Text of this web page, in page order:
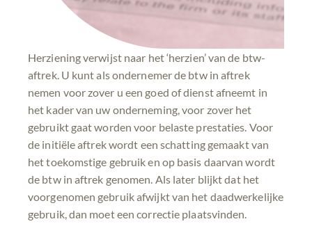
Herziening verwijst naar het ‘herzien’ van de btw-
aftrek. U kunt als ondernemer de btw in aftrek
nemen voor zover u een goed of dienst afneemt in
het kader van uw onderneming, voor zover het
gebruikt gaat worden voor belaste prestaties. Voor
de initiële aftrek wordt een schatting gemaakt van
het toekomstige gebruik en op basis daarvan wordt
de btw in aftrek genomen. Als later blijkt dat het
voorgenomen gebruik afwijkt van het daadwerkelijke
gebruik, dan moet een correctie plaatsvinden.